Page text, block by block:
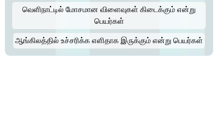
வெளிநாட்டில் மோசமான விளைவுகள் கிடைக்கும் என்று
பெயர்கள்
ஆங்கிலத்தில் உச்சரிக்க எளிதாக இருக்கும் என்று பெயர்கள்